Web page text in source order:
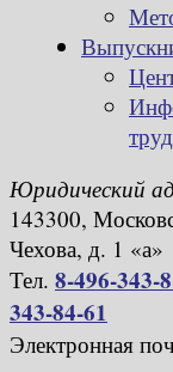
Юридический
143300,
Чехова, д. 1 «а»
Тел. 8-496-343-
343-84-61
Электронная